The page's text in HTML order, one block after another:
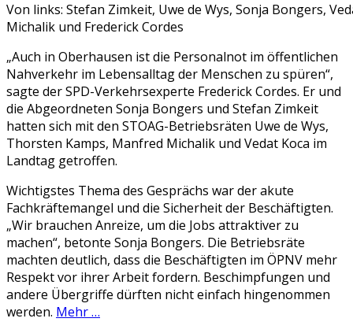
Von links: Stefan Zimkeit, Uwe de Wys, Sonja Bongers,
Michalik und Frederick Cordes
„Auch in Oberhausen ist die Personalnot im öffentlichen
Nahverkehr im Lebensalltag der Menschen zu spüren“,
sagte der SPD-Verkehrsexperte Frederick Cordes. Er und
die Abgeordneten Sonja Bongers und Stefan Zimkeit
hatten sich mit den STOAG-Betriebsräten Uwe de Wys,
Thorsten Kamps, Manfred Michalik und Vedat Koca im
Landtag getroffen.
Wichtigstes Thema des Gesprächs war der akute
Fachkräftemangel und die Sicherheit der Beschäftigten.
„Wir brauchen Anreize, um die Jobs attraktiver zu
machen“, betonte Sonja Bongers. Die Betriebsräte
machten deutlich, dass die Beschäftigten im ÖPNV mehr
Respekt vor ihrer Arbeit fordern. Beschimpfungen und
andere Übergriffe dürften nicht einfach hingenommen
werden. Mehr …